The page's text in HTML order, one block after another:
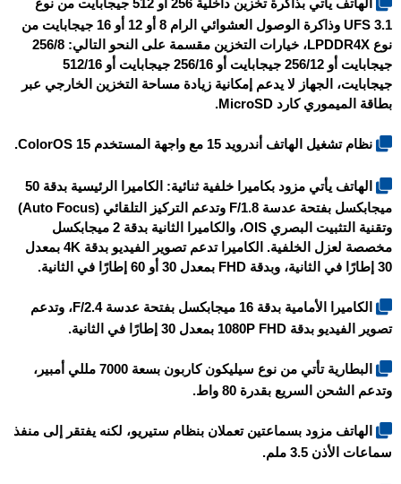
الهاتف يأتي بذاكرة تخزين داخلية 256 أو 512 جيجابايت من نوع
UFS 3.1 وذاكرة الوصول العشوائي الرام 8 أو 12 أو 16 جيجابايت من
نوع LPDDR4X، خيارات التخزين مقسمة على النحو التالي: 256/8
جيجابايت أو 256/12 جيجابايت أو 256/16 جيجابايت أو 512/16
جيجابايت، الجهاز لا يدعم إمكانية زيادة مساحة التخزين الخارجي عبر
بطاقة الميموري كارد MicroSD.
نظام تشغيل الهاتف أندرويد 15 مع واجهة المستخدم ColorOS 15.
الهاتف يأتي مزود بكاميرا خلفية ثنائية: الكاميرا الرئيسية بدقة 50
ميجابكسل بفتحة عدسة F/1.8 وتدعم التركيز التلقائي (Auto Focus)
وتقنية التثبيت البصري OIS، والكاميرا الثانية بدقة 2 ميجابكسل
مخصصة لعزل الخلفية. الكاميرا تدعم تصوير الفيديو بدقة 4K بمعدل
30 إطارًا في الثانية، وبدقة FHD بمعدل 30 أو 60 إطارًا في الثانية.
الكاميرا الأمامية بدقة 16 ميجابكسل بفتحة عدسة F/2.4، وتدعم
تصوير الفيديو بدقة 1080P FHD بمعدل 30 إطارًا في الثانية.
البطارية تأتي من نوع سيليكون كاربون بسعة 7000 مللي أمبير،
وتدعم الشحن السريع بقدرة 80 واط.
الهاتف مزود بسماعتين تعملان بنظام ستيريو، لكنه يفتقر إلى منفذ
سماعات الأذن 3.5 ملم.